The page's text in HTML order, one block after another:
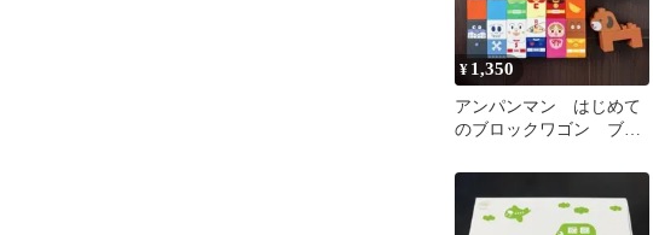
¥ 1,350
アンパンマン はじめて
のブロックワゴン ブロ